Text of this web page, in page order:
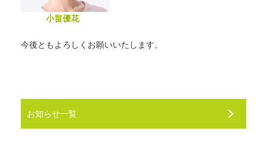
小畠優花
今後ともよろしくお願いいたします。
お知らせ一覧